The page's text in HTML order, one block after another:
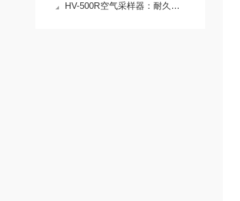
HV-500R空气采样器：耐久性设计，适应恶劣环境